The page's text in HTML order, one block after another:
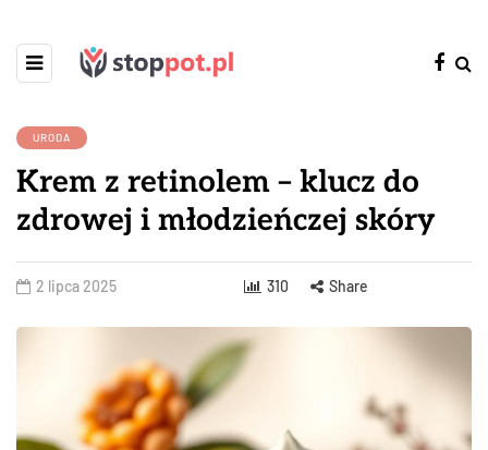
URODA
Krem z retinolem – klucz do
zdrowej i młodzieńczej skóry
2 lipca 2025 310 Share